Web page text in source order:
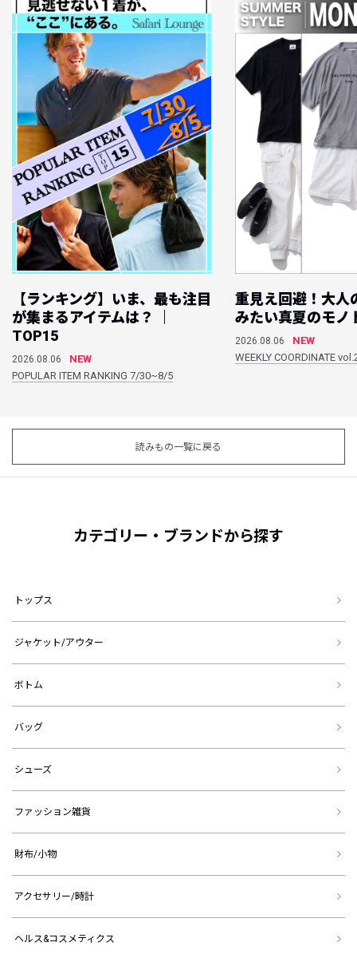
【ランキング】いま、最も注目
が集まるアイテムは？ ｜
TOP15
2026.08.06
NEW
POPULAR ITEM RANKING 7/30~8/5
重見え回避！大人
みたい真夏のモノ
2026.08.06
NEW
WEEKLY COORDINATE
読みもの一覧に戻る
カテゴリー・ブランドから探す
トップス
ジャケット/アウター
ボトム
バッグ
シューズ
ファッション雑貨
財布/小物
アクセサリー/時計
ヘルス&コスメティクス